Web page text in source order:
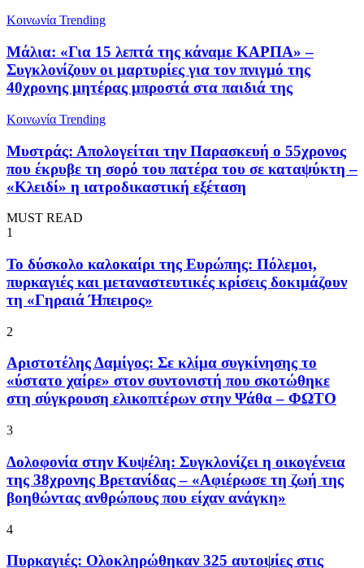
Κοινωνία Trending
Μάλια: «Για 15 λεπτά της κάναμε ΚΑΡΠΑ» –
Συγκλονίζουν οι μαρτυρίες για τον πνιγμό της
40χρονης μητέρας μπροστά στα παιδιά της
Κοινωνία Trending
Μυστράς: Απολογείται την Παρασκευή ο 55χρονος
που έκρυβε τη σορό του πατέρα του σε καταψύκτη –
«Κλειδί» η ιατροδικαστική εξέταση
MUST READ
1
To δύσκολο καλοκαίρι της Ευρώπης: Πόλεμοι,
πυρκαγιές και μεταναστευτικές κρίσεις δοκιμάζουν
τη «Γηραιά Ήπειρος»
2
Αριστοτέλης Δαμίγος: Σε κλίμα συγκίνησης το
«ύστατο χαίρε» στον συντονιστή που σκοτώθηκε
στη σύγκρουση ελικοπτέρων στην Ψάθα – ΦΩΤΟ
3
Δολοφονία στην Κυψέλη: Συγκλονίζει η οικογένεια
της 38χρονης Βρετανίδας – «Αφιέρωσε τη ζωή της
βοηθώντας ανθρώπους που είχαν ανάγκη»
4
Πυρκαγιές: Ολοκληρώθηκαν 325 αυτοψίες στις